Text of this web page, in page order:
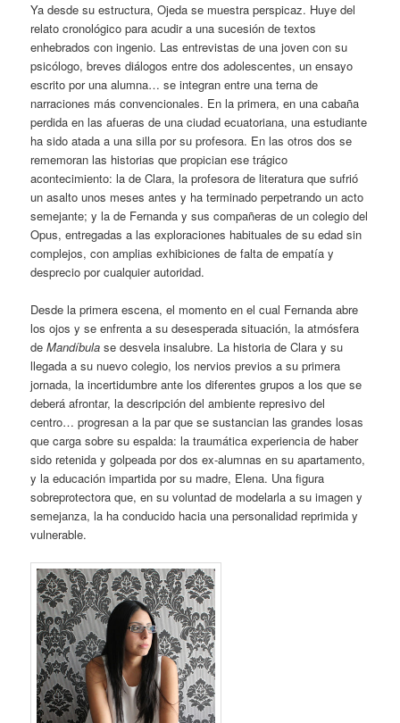
Ya desde su estructura, Ojeda se muestra perspicaz. Huye del
relato cronológico para acudir a una sucesión de textos
enhebrados con ingenio. Las entrevistas de una joven con su
psicólogo, breves diálogos entre dos adolescentes, un ensayo
escrito por una alumna… se integran entre una terna de
narraciones más convencionales. En la primera, en una cabaña
perdida en las afueras de una ciudad ecuatoriana, una estudiante
ha sido atada a una silla por su profesora. En las otros dos se
rememoran las historias que propician ese trágico
acontecimiento: la de Clara, la profesora de literatura que sufrió
un asalto unos meses antes y ha terminado perpetrando un acto
semejante; y la de Fernanda y sus compañeras de un colegio del
Opus, entregadas a las exploraciones habituales de su edad sin
complejos, con amplias exhibiciones de falta de empatía y
desprecio por cualquier autoridad.
Desde la primera escena, el momento en el cual Fernanda abre
los ojos y se enfrenta a su desesperada situación, la atmósfera
deMandíbula se desvela insalubre. La historia de Clara y su
llegada a su nuevo colegio, los nervios previos a su primera
jornada, la incertidumbre ante los diferentes grupos a los que se
deberá afrontar, la descripción del ambiente represivo del
centro… progresan a la par que se sustancian las grandes losas
que carga sobre su espalda: la traumática experiencia de haber
sido retenida y golpeada por dos ex-alumnas en su apartamento,
y la educación impartida por su madre, Elena. Una figura
sobreprotectora que, en su voluntad de modelarla a su imagen y
semejanza, la ha conducido hacia una personalidad reprimida y
vulnerable.